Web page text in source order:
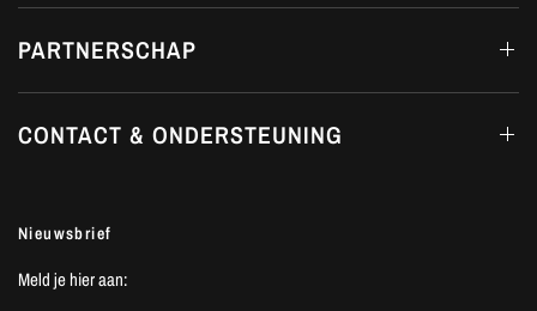
PARTNERSCHAP
CONTACT & ONDERSTEUNING
Nieuwsbrief
Meld je hier aan: